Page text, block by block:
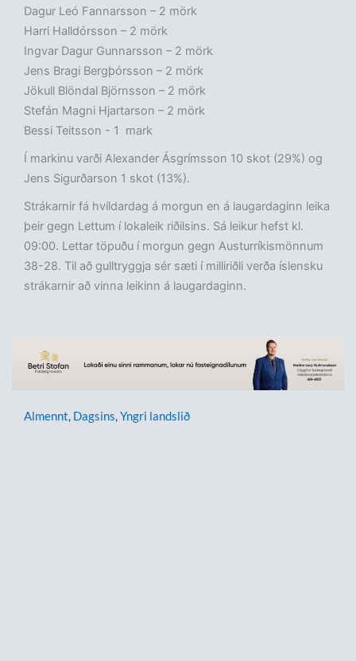
Dagur Leó Fannarsson – 2 mörk
Harri Halldórsson – 2 mörk
Ingvar Dagur Gunnarsson – 2 mörk
Jens Bragi Bergþórsson – 2 mörk
Jökull Blöndal Björnsson – 2 mörk
Stefán Magni Hjartarson – 2 mörk
Bessi Teitsson - 1 mark
Í markinu varði Alexander Ásgrímsson 10 skot (29%) og
Jens Sigurðarson 1 skot (13%).
Strákarnir fá hvíldardag á morgun en á laugardaginn leika
þeir gegn Lettum í lokaleik riðilsins. Sá leikur hefst kl.
09:00. Lettar töpuðu í morgun gegn Austurríkismönnum
38-28. Til að gulltryggja sér sæti í milliriðli verða íslensku
strákarnir að vinna leikinn á laugardaginn.
Almennt, Dagsins,Yngri landslið